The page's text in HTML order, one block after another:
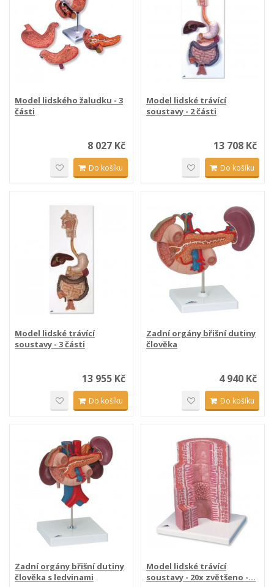
Model lidského žaludku - 3
části
8 027 Kč
Do košíku
Model lidské trávící
soustavy - 2 části
13 708 Kč
Do košíku
Model lidské trávící
soustavy - 3 části
13 955 Kč
Do košíku
Zadní orgány břišní dutiny
člověka
4 940 Kč
Do košíku
Zadní orgány břišní dutiny
člověka s ledvinami
Model lidské trávící
soustavy - 20x zvětšeno -...